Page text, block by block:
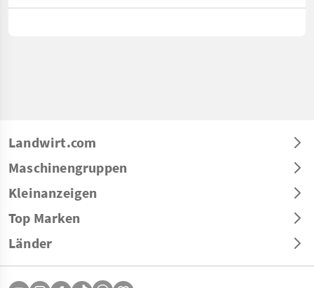
Landwirt.com
Maschinengruppen
Kleinanzeigen
Top Marken
Länder